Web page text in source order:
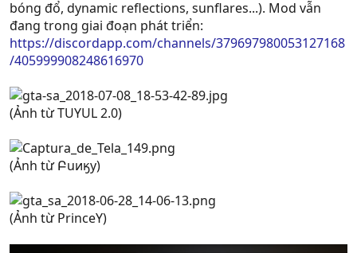
bóng đổ, dynamic reflections, sunflares...). Mod vẫn
đang trong giai đoạn phát triển:
https://discordapp.com/channels/379697980053127168
/405999908248616970
(Ảnh từ TUYUL 2.0)
(Ảnh từ Բuиӄу)
(Ảnh từ PrinceY)